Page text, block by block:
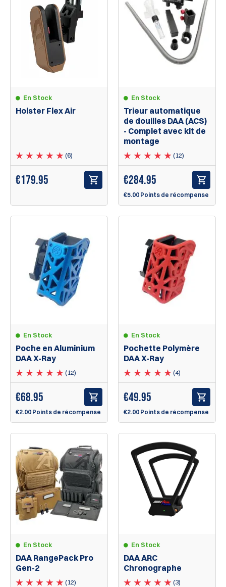
En Stock
Holster Flex Air
(6)
€179.95
En Stock
Trieur automatique
de douilles DAA (ACS)
- Complet avec kit de
montage
(12)
€284.95
€5.00 Points de récompense
En Stock
Poche en Aluminium
DAA X-Ray
(12)
€68.95
€2.00 Points de récompense
En Stock
Pochette Polymère
DAA X-Ray
(4)
€49.95
€2.00 Points de récompense
En Stock
DAA RangePack Pro
Gen-2
(12)
En Stock
DAA ARC
Chronographe
(3)